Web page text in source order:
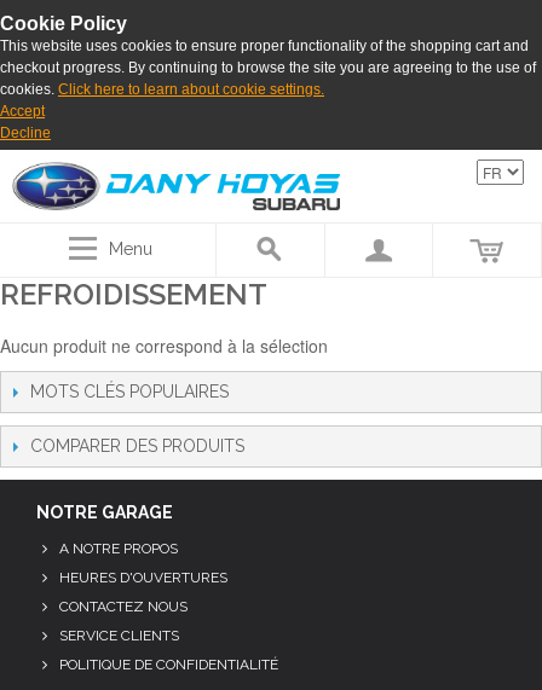
Cookie Policy
This website uses cookies to ensure proper functionality of the shopping cart and
checkout progress. By continuing to browse the site you are agreeing to the use of
cookies. Click here to learn about cookie settings.
Accept
Decline
Menu
REFROIDISSEMENT
Aucun produit ne correspond à la sélection
MOTS CLÉS POPULAIRES
COMPARER DES PRODUITS
NOTRE GARAGE
A NOTRE PROPOS
HEURES D'OUVERTURES
CONTACTEZ NOUS
SERVICE CLIENTS
POLITIQUE DE CONFIDENTIALITÉ